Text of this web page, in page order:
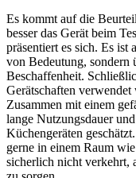
Es kommt auf die
besser das Gerät beim
präsentiert es sich. Es ist
von Bedeutung, sondern
Beschaffenheit.
Gerätschaften verwendet
Zusammen mit einem
lange Nutzungsdauer
Küchengeräten
gerne in einem Raum
sicherlich nicht verkehrt,